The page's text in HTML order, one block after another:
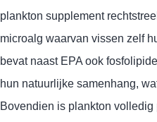
plankton supplement
microalg waarvan vissen zelf
bevat naast EPA ook
hun natuurlijke samenhang,
Bovendien is plankton